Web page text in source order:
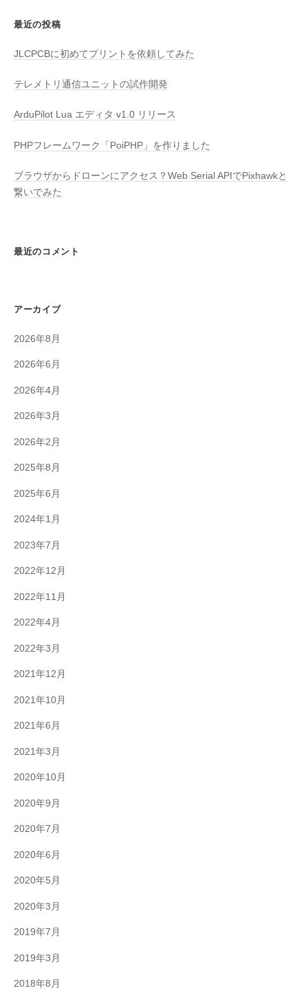
最近の投稿
JLCPCBに初めてプリントを依頼してみた
テレメトリ通信ユニットの試作開発
ArduPilot Lua エディタ v1.0 リリース
PHPフレームワーク「PoiPHP」を作りました
ブラウザからドローンにアクセス？Web Serial APIでPixhawkと
繋いでみた
最近のコメント
アーカイブ
2026年8月
2026年6月
2026年4月
2026年3月
2026年2月
2025年8月
2025年6月
2024年1月
2023年7月
2022年12月
2022年11月
2022年4月
2022年3月
2021年12月
2021年10月
2021年6月
2021年3月
2020年10月
2020年9月
2020年7月
2020年6月
2020年5月
2020年3月
2019年7月
2019年3月
2018年8月